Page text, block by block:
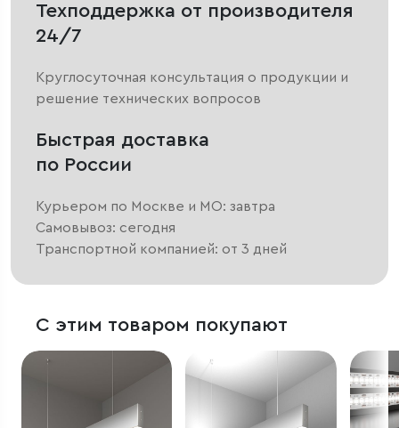
Техподдержка от производителя
24/7
Круглосуточная консультация о продукции и
решение технических вопросов
Быстрая доставка
по России
Курьером по Москве и МО: завтра
Самовывоз: сегодня
Транспортной компанией: от 3 дней
С этим товаром покупают